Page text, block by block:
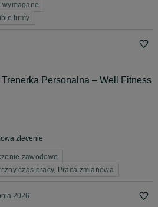
firmy
Personalna – Well Fitness
zlecenie
zawodowe
czas pracy, Praca zmianowa
2026